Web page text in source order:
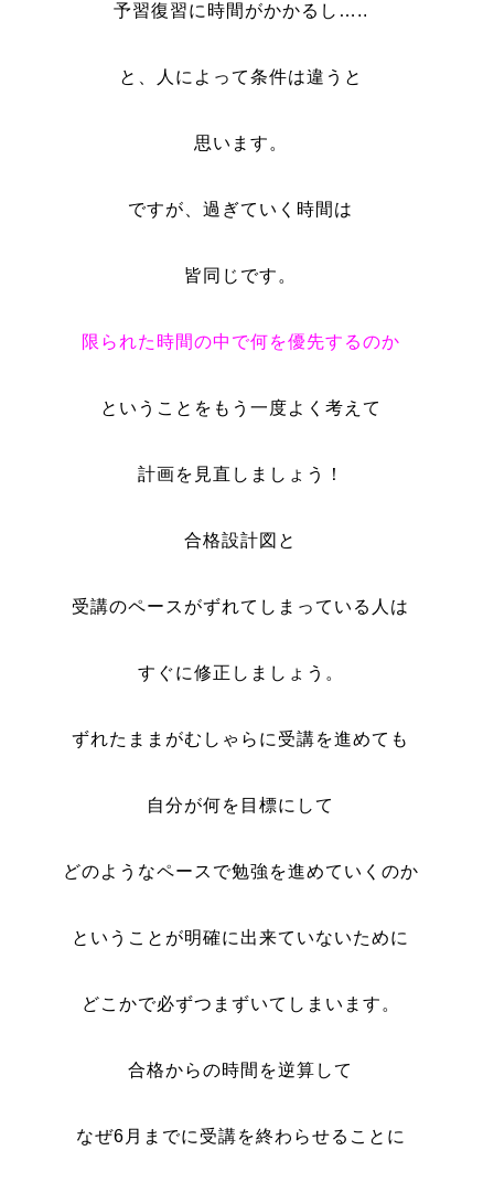
予習復習に時間がかかるし…..
と、人によって条件は違うと
思います。
ですが、過ぎていく時間は
皆同じです。
限られた時間の中で何を優先するのか
ということをもう一度よく考えて
計画を見直しましょう！
合格設計図と
受講のペースがずれてしまっている人は
すぐに修正しましょう。
ずれたままがむしゃらに受講を進めても
自分が何を目標にして
どのようなペースで勉強を進めていくのか
ということが明確に出来ていないために
どこかで必ずつまずいてしまいます。
合格からの時間を逆算して
なぜ6月までに受講を終わらせることに